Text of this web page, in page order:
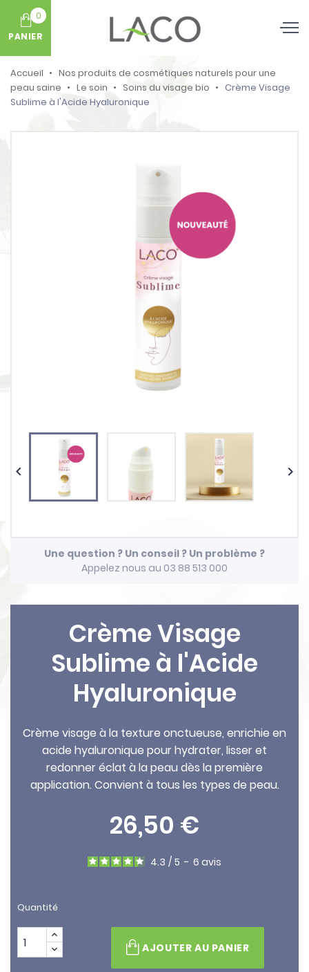
0
PANIER
Accueil
Nos produits de cosmétiques naturels pour une
peau saine
Le soin Soins du visage bio
Crème Visage
Sublime à l'Acide Hyaluronique
 
Une question ? Un conseil ? Un problème ?
Appelez nous au 03 88 513 000
Crème Visage
Sublime à l'Acide
Hyaluronique
Crème visage à la texture onctueuse, enrichie en
acide hyaluronique pour hydrater, lisser et
redonner éclat à la peau dès la première
application. Convient à tous les types de peau.
26,50 €
4.3 / 5 - 6 avis
Quantité
AJOUTER AU PANIER